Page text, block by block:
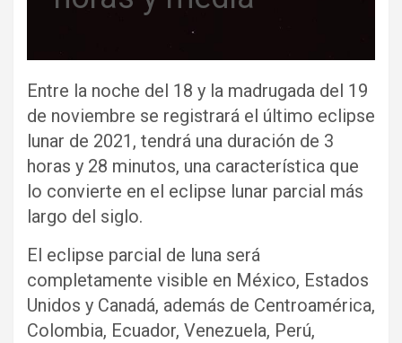
Entre la noche del 18 y la madrugada del 19
de noviembre se registrará el último eclipse
lunar de 2021, tendrá una duración de 3
horas y 28 minutos, una característica que
lo convierte en el eclipse lunar parcial más
largo del siglo.
El eclipse parcial de luna será
completamente visible en México, Estados
Unidos y Canadá, además de Centroamérica,
Colombia, Ecuador, Venezuela, Perú,